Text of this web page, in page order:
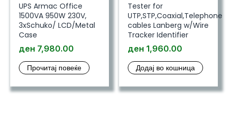
UPS Armac Office
1500VA 950W 230V,
3xSchuko/ LCD/Metal
Case
ден 7,980.00
Прочитај повеќе
Tester for
UTP,STP,Coaxial,Telephone
cables Lanberg w/Wire
Tracker Identifier
ден 1,960.00
Додај во кошница